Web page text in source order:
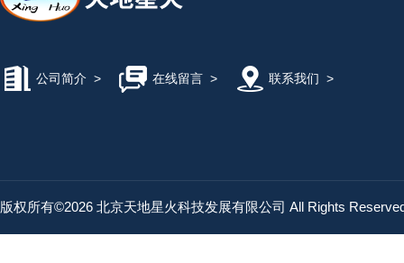
公司简介 > 在线留言> 联系我们 >
版权所有©2026 北京天地星火科技发展有限公司 All Rights